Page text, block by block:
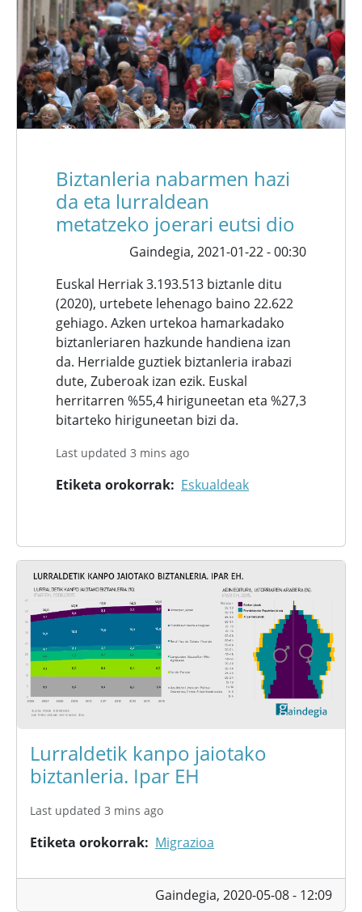
Biztanleria nabarmen hazi
da eta lurraldean
metatzeko joerari eutsi dio
Gaindegia, 2021-01-22 - 00:30
Euskal Herriak 3.193.513 biztanle ditu
(2020), urtebete lehenago baino 22.622
gehiago. Azken urtekoa hamarkadako
biztanleriaren hazkunde handiena izan
da. Herrialde guztiek biztanleria irabazi
dute, Zuberoak izan ezik. Euskal
herritarren %55,4 hiriguneetan eta %27,3
bitarteko hiriguneetan bizi da.
Last updated 3 mins ago
Etiketa orokorrak Eskualdeak
Lurraldetik kanpo jaiotako
biztanleria. Ipar EH
Last updated 3 mins ago
Etiketa orokorrak Migrazioa
Gaindegia, 2020-05-08 - 12:09